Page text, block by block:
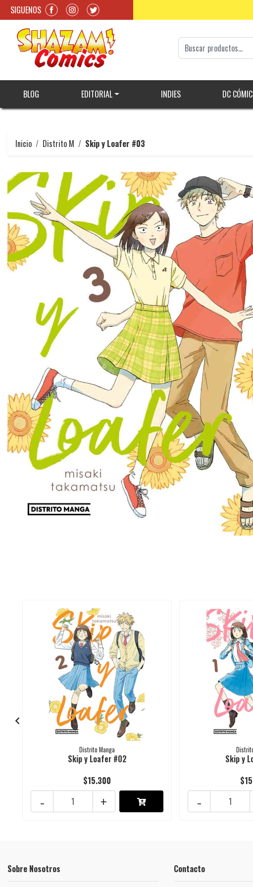
SIGUENOS
BLOG EDITORIAL INDIES DC
Inicio Distrito M Skip y Loafer #03
Distrito Manga
Skip y Loafer #02
$15.300
+
-
Skip y
-
Sobre Nosotros Contacto